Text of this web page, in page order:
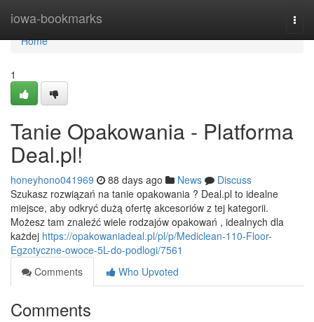
iowa-bookmarks
Home
Home
1
Tanie Opakowania - Platforma
Deal.pl!
honeyhono041969 88 days ago News
Discuss
Szukasz rozwiązań na tanie opakowania ? Deal.pl to idealne
miejsce, aby odkryć dużą ofertę akcesoriów z tej kategorii.
Możesz tam znaleźć wiele rodzajów opakowań , idealnych dla
każdej https://opakowaniadeal.pl/pl/p/Mediclean-110-Floor-
Egzotyczne-owoce-5L-do-podlogi/7561
Comments
Who Upvoted
Comments